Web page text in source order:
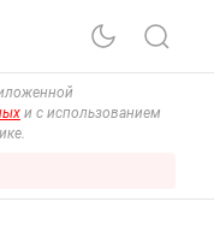
и с использованием